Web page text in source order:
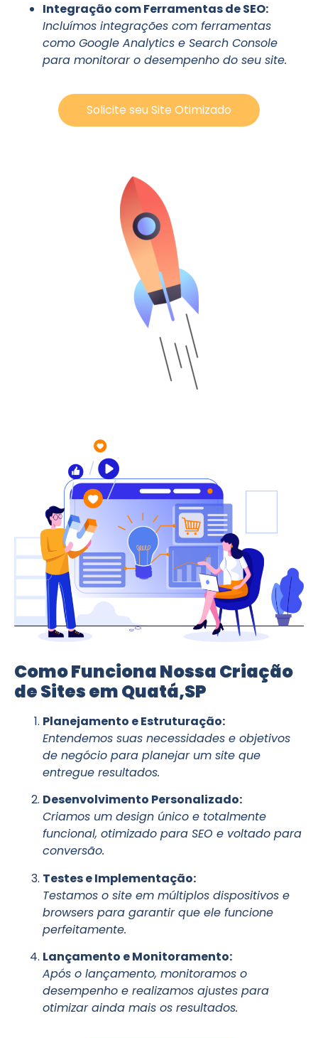
Integração com Ferramentas de SEO:
Incluímos integrações com ferramentas
como Google Analytics e Search Console
para monitorar o desempenho do seu site.
Solicite seu Site Otimizado
Como Funciona Nossa Criação
de Sites em Quatá,SP
Planejamento e Estruturação:
Entendemos suas necessidades e objetivos
de negócio para planejar um site que
entregue resultados.
Desenvolvimento Personalizado:
Criamos um design único e totalmente
funcional, otimizado para SEO e voltado para
conversão.
Testes e Implementação:
Testamos o site em múltiplos dispositivos e
browsers para garantir que ele funcione
perfeitamente.
Lançamento e Monitoramento:
Após o lançamento, monitoramos o
desempenho e realizamos ajustes para
otimizar ainda mais os resultados.